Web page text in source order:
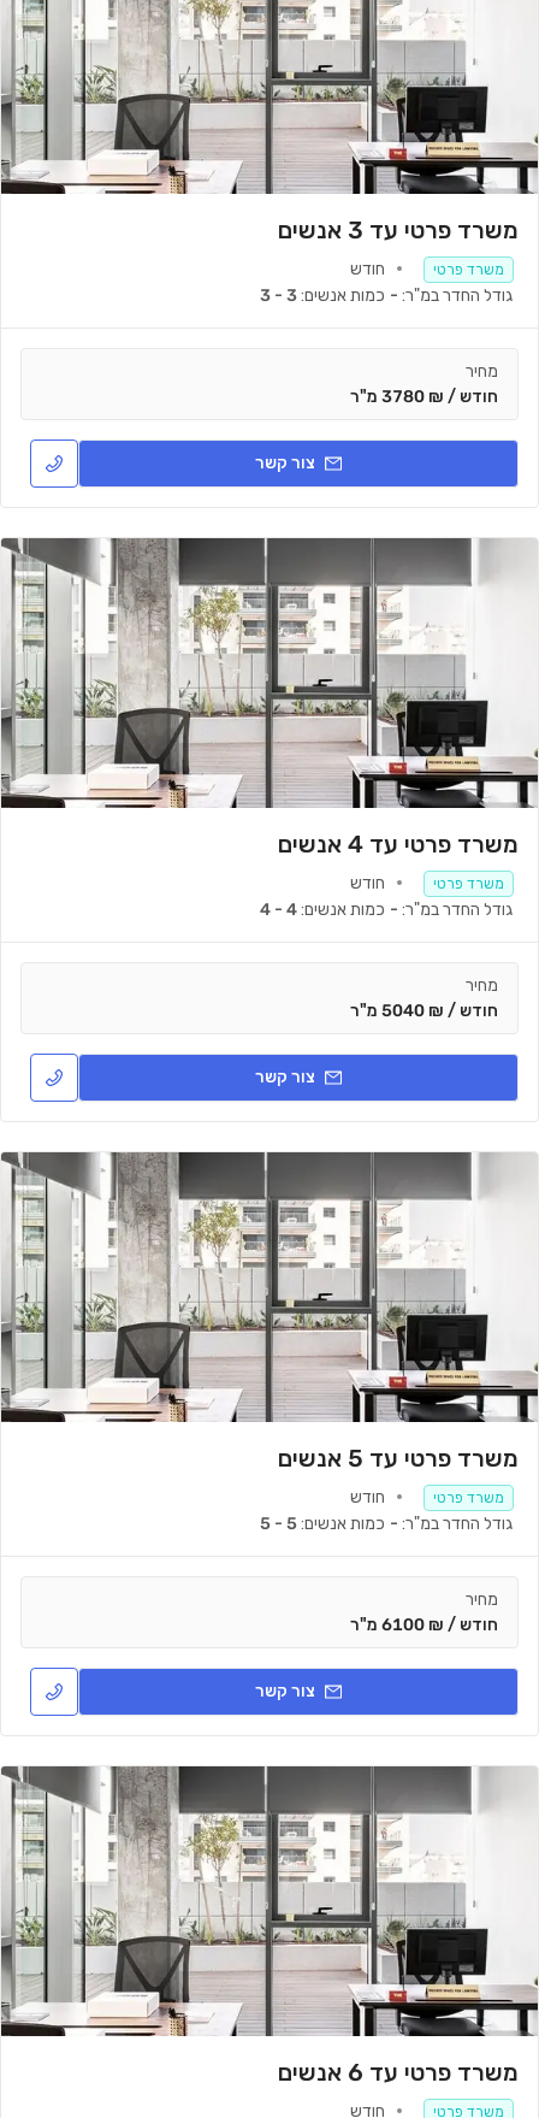
משרד פרטי עד 3 אנשים
משרד פרטי
חודש
כמות אנשים:3 - 3 גודל החדר במ"ר: -
מחיר
חודש / ₪ 3780 מ"ר
צור קשר
משרד פרטי עד 4 אנשים
משרד פרטי
חודש
כמות אנשים:4 - 4 גודל החדר במ"ר: -
מחיר
חודש / ₪ 5040 מ"ר
צור קשר
משרד פרטי עד 5 אנשים
משרד פרטי
חודש
כמות אנשים:5 - 5 גודל החדר במ"ר: -
מחיר
חודש / ₪ 6100 מ"ר
צור קשר
משרד פרטי עד 6 אנשים
משרד פרטי חודש